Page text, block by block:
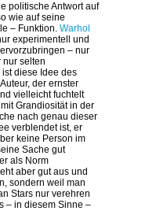
politische Antwort auf
wie auf seine
– Funktion. Warhol
experimentell und
– nur
nur selten
diese Idee des
der ernster
vielleicht fuchtelt
Grandiosität in der
nach genau dieser
verblendet ist, er
keine Person im
Sache gut
als Norm
aber gut aus und
sondern weil man
Stars nur verehren
– in diesem Sinne –